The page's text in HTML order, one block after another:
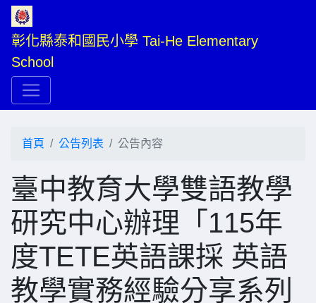
彰化縣泰和國民小學 Tai-He Elementary
School
首頁 公告列表 公告內容
臺中教育大學雙語教學
研究中心辦理「115年
度TETE英語課採 英語
教學實務經驗分享系列